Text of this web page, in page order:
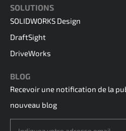
SOLUTIONS
SOLIDWORKS Design
DraftSight
DriveWorks
BLOG
Recevoir une notification de la
nouveau blog